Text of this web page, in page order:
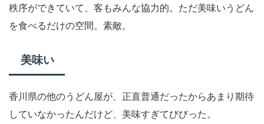
秩序ができていて、客もみんな協力的。ただ美味いうどん
を食べるだけの空間。素敵。
美味い
香川県の他のうどん屋が、正直普通だったからあまり期待
していなかったんだけど、美味すぎてびびった。